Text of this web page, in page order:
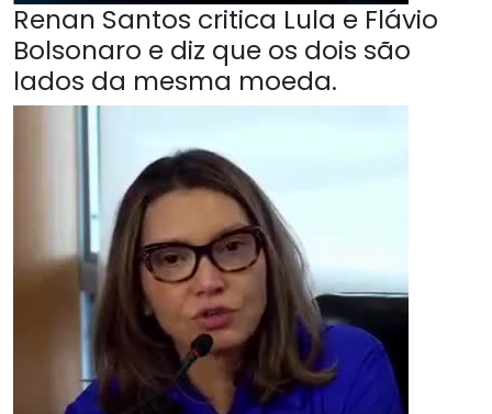
Renan Santos critica Lula e Flávio
Bolsonaro e diz que os dois são
lados da mesma moeda.